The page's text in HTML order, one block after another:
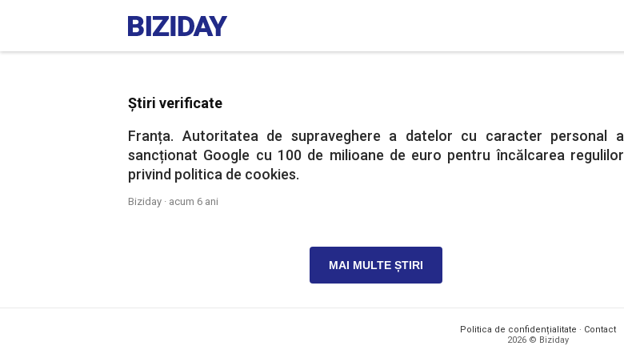
Știri verificate
Franța. Autoritatea de supraveghere a datelor cu caracter personal a
sancționat Google cu 100 de milioane de euro pentru încălcarea regulilor
privind politica de cookies.
Biziday · acum 6 ani
MAI MULTE ȘTIRI
Politica de confidențialitate · Contact
2026 © Biziday